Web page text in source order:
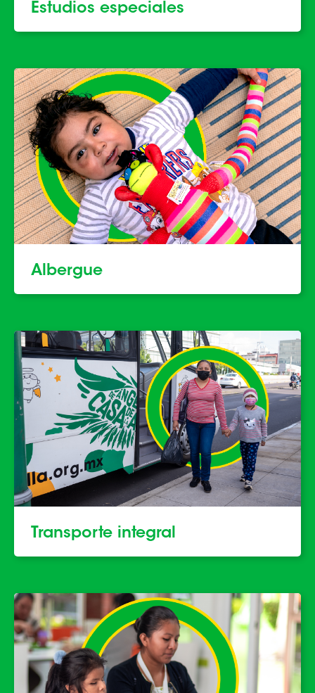
Estudios especiales
Albergue
Transporte integral